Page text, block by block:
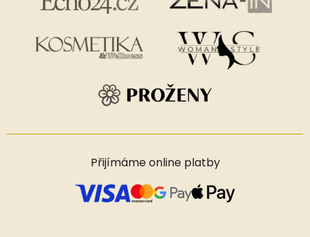
Přijímáme online platby